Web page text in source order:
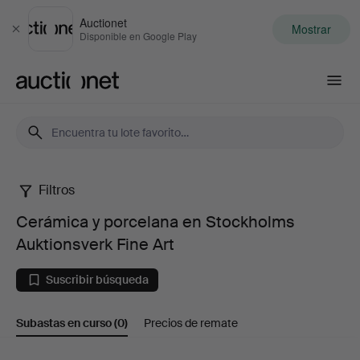
Cerrar
Auctionet
Disponible en Google Play Mostrar
Cerámica
porcelana
en
Filtros
Cerámica y porcelana en Stockholms
Auktionsverk Fine Art
Suscribir búsqueda
Subastas en curso(0) Precios de remate